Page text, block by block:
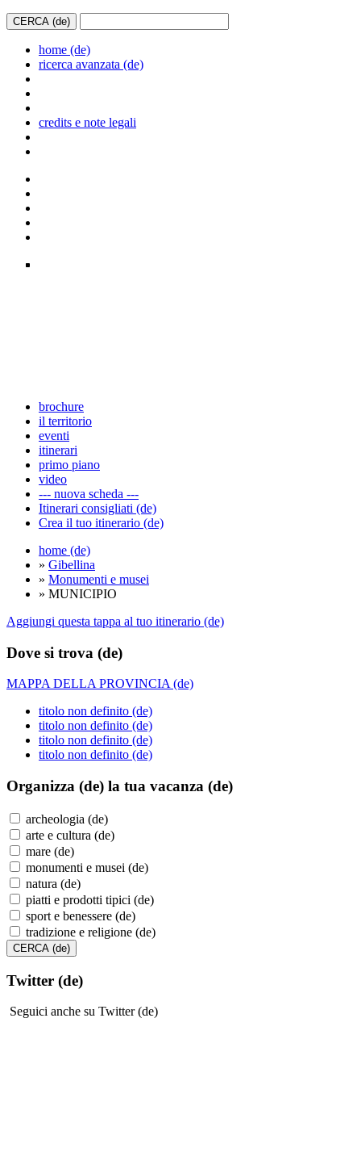
home (de)
ricerca avanzata (de)
credits e note legali
brochure
il territorio
eventi
itinerari
primo piano
video
--- nuova scheda ---
Itinerari consigliati (de)
Crea il tuo itinerario (de)
home (de)
» Gibellina
» Monumenti e musei
» MUNICIPIO
Aggiungi questa tappa al tuo itinerario (de)
Dove si trova (de)
MAPPA DELLA PROVINCIA (de)
titolo non definito (de)
titolo non definito (de)
titolo non definito (de)
titolo non definito (de)
Organizza (de) la tua vacanza (de)
archeologia (de)
arte e cultura (de)
mare (de)
monumenti e musei (de)
natura (de)
piatti e prodotti tipici (de)
sport e benessere (de)
tradizione e religione (de)
Twitter (de)
Seguici anche su Twitter (de)